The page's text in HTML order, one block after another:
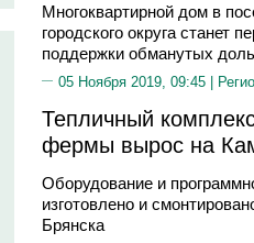
Многоквартирной дом в
городского округа станет
поддержки обманутых
05 Ноября 2019, 09:45 |
Тепличный
фермы вырос на
Оборудование и
изготовлено и
Брянска